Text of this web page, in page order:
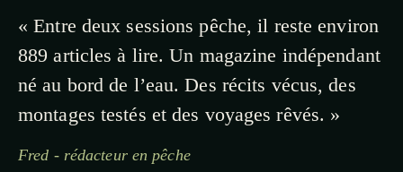
« Entre deux sessions pêche, il reste environ
889 articles à lire. Un magazine indépendant
né au bord de l’eau. Des récits vécus, des
montages testés et des voyages rêvés. »
Fred - rédacteur en pêche